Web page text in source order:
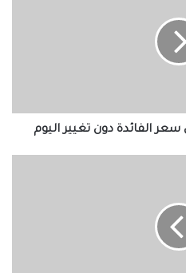
الفائدة دون تغيير اليوم